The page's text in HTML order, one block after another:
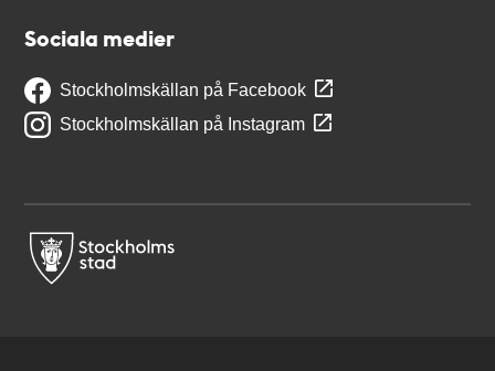
Sociala medier
Stockholmskällan på Facebook
Stockholmskällan på Instagram